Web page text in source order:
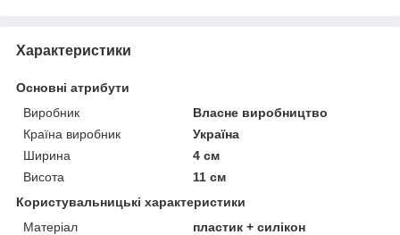
Характеристики
Основні атрибути
Виробник
Власне виробництво
Країна виробник
Україна
Ширина
4 см
Висота
11 см
Користувальницькі характеристики
Матеріал
пластик + силікон